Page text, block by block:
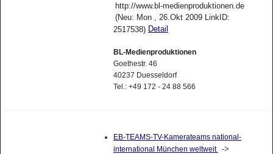
http://www.bl-medienproduktionen.de
(Neu: Mon , 26.Okt 2009 LinkID:
2517538) Detail
BL-Medienproduktionen
Goethestr. 46
40237 Duesseldorf
Tel.: +49 172 - 24 88 566
EB-TEAMS-TV-Kamerateams national-
international München weltweit ->